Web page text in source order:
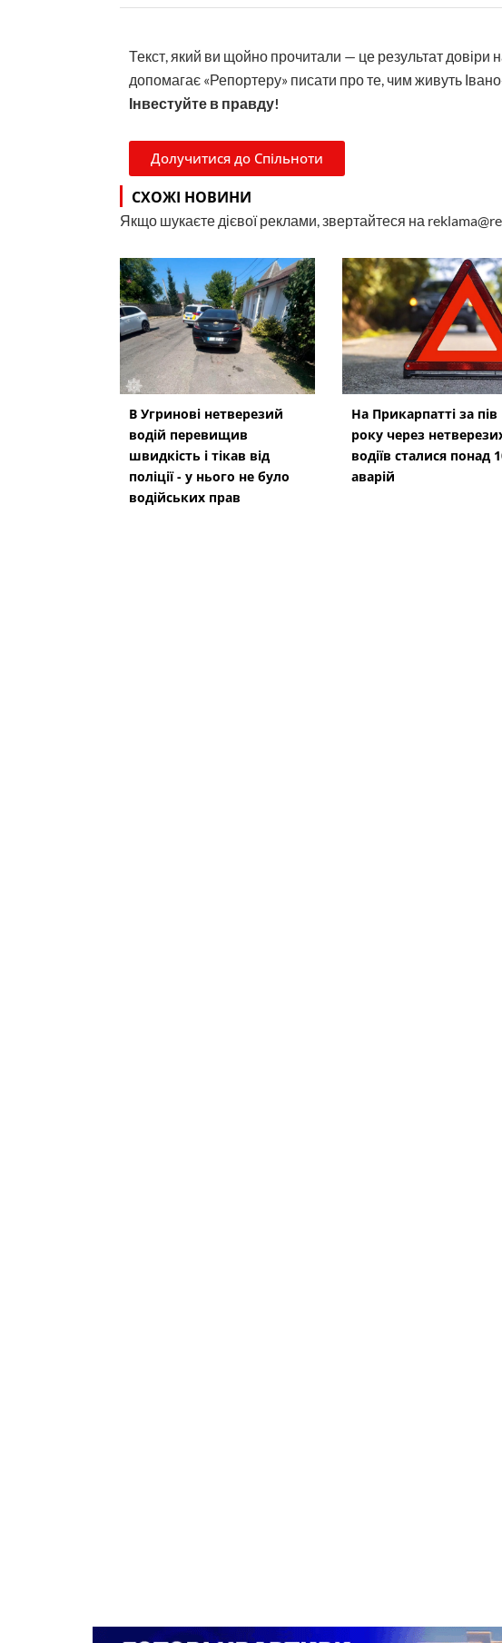
Текст, який ви щойно прочитали — це результат довіри
допомагає «Репортеру» писати про те, чим живуть
Інвестуйте в правду!
Долучитися до Спільноти
СХОЖІ НОВИНИ
Якщо шукаєте дієвої реклами, звертайтеся на
В Угринові нетверезий
водій перевищив
швидкість і тікав від
поліції - у нього не було
водійських прав
На Прикарпатті за пів
року через
водіїв сталися понад
аварій